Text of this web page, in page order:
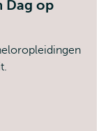
Dag op